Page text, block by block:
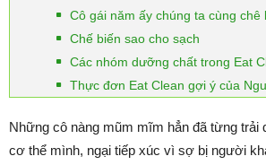
Cô gái năm ấy chúng ta cùng chê
Chế biến sao cho sạch
Các nhóm dưỡng chất trong Eat
Thực đơn Eat Clean gợi ý của
Những cô nàng mũm mĩm hẳn đã từng trải
cơ thể mình, ngại tiếp xúc vì sợ bị người